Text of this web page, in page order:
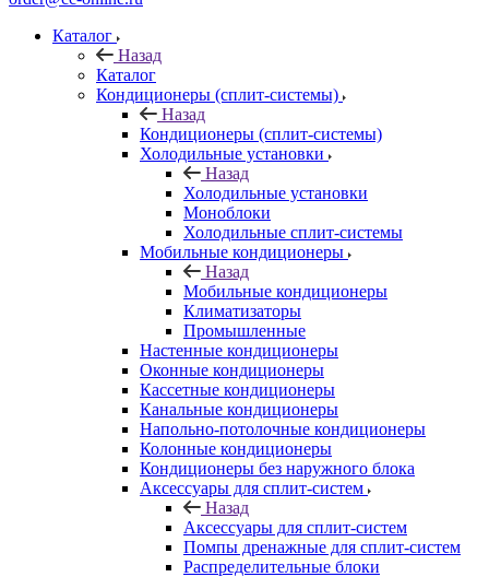
Каталог
Назад
Каталог
Кондиционеры (сплит-системы)
Назад
Кондиционеры (сплит-системы)
Холодильные установки
Назад
Холодильные установки
Моноблоки
Холодильные сплит-системы
Мобильные кондиционеры
Назад
Мобильные кондиционеры
Климатизаторы
Промышленные
Настенные кондиционеры
Оконные кондиционеры
Кассетные кондиционеры
Канальные кондиционеры
Напольно-потолочные кондиционеры
Колонные кондиционеры
Кондиционеры без наружного блока
Аксессуары для сплит-систем
Назад
Аксессуары для сплит-систем
Помпы дренажные для сплит-систем
Распределительные блоки